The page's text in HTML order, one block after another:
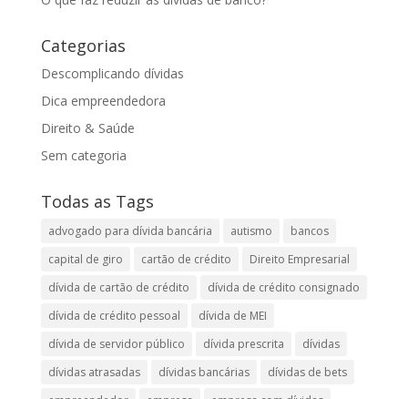
Categorias
Descomplicando dívidas
Dica empreendedora
Direito & Saúde
Sem categoria
Todas as Tags
advogado para dívida bancária autismo
bancos
capital de giro
cartão de crédito
Direito Empresarial
dívida de cartão de crédito
dívida de crédito consignado
dívida de crédito pessoal
dívida de MEI
dívida de servidor público
dívida prescrita
dívidas
dívidas atrasadas
dívidas bancárias
dívidas de bets